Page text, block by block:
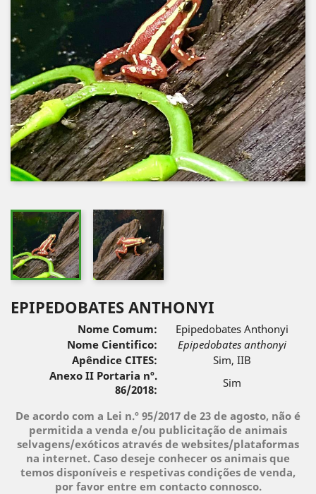
EPIPEDOBATES ANTHONYI
Nome Comum:
Epipedobates Anthonyi
Nome Cientifico:
Epipedobates anthonyi
Apêndice CITES:
Sim, IIB
Anexo II Portaria nº.
86/2018:
Sim
De acordo com a Lei n.º 95/2017 de 23 de agosto, não é
permitida a venda e/ou publicitação de animais
selvagens/exóticos através de websites/plataformas
na internet. Caso deseje conhecer os animais que
temos disponíveis e respetivas condições de venda,
por favor entre em contacto connosco.